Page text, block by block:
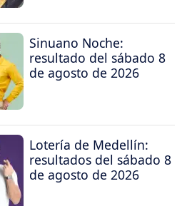
Sinuano Noche:
resultado del sábado 8
de agosto de 2026
Lotería de Medellín:
resultados del sábado 8
de agosto de 2026